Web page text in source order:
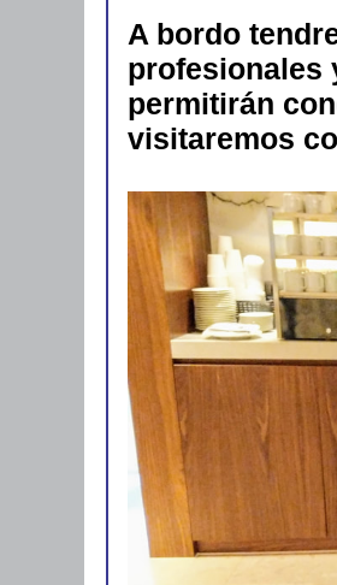
A bordo
profesionales
permitirán
visitaremos